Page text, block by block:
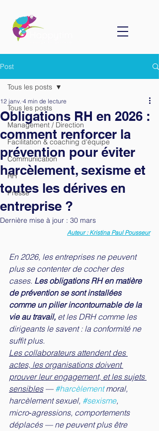
Post
Tous les posts
Management / Direction
Facilitation & coaching d'équipe
Communication
RH
Presse
Tous les posts
Obligations RH en 2026 :
comment renforcer la
prévention pour éviter
harcèlement, sexisme et
toutes les dérives en
entreprise ?
12 janv. 4 min de lecture
Dernière mise à jour : 30 mars
Auteur : Kristina Paul Pousseur
En 2026, les entreprises ne peuvent
plus se contenter de cocher des
cases. Les obligations RH en matière
de prévention se sont installées
comme un pilier incontournable de la
vie au travail, et les DRH comme les
dirigeants le savent : la conformité ne
suffit plus.
Les collaborateurs attendent des
actes, les organisations doivent
prouver leur engagement, et les sujets
sensibles — #harcèlement moral,
harcèlement sexuel, #sexisme,
micro‑agressions, comportements
déplacés — ne peuvent plus être